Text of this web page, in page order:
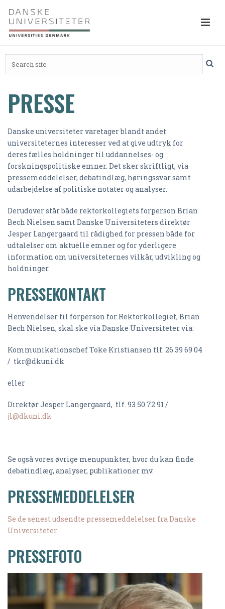
PRESSE
Danske universiteter varetager blandt andet
universiteternes interesser ved at give udtryk for
deres fælles holdninger til uddannelses- og
forskningspolitiske emner. Det sker skriftligt, via
pressemeddelelser, debatindlæg, høringssvar samt
udarbejdelse af politiske notater og analyser.
Derudover står både rektorkollegiets forperson Brian
Bech Nielsen samt Danske Universiteters direktør
Jesper Langergaard til rådighed for pressen både for
udtalelser om aktuelle emner og for yderligere
information om universiteternes vilkår, udvikling og
holdninger.
PRESSEKONTAKT
Henvendelser til forperson for Rektorkollegiet, Brian
Bech Nielsen, skal ske via Danske Universiteter via:
Kommunikationschef Toke Kristiansen tlf. 26 39 69 04
/ tkr@dkuni.dk
eller
Direktør Jesper Langergaard, tlf. 93 50 72 91 /
jl@dkuni.dk
Se også vores øvrige menupunkter, hvor du kan finde
debatindlæg, analyser, publikationer mv.
PRESSEMEDDELELSER
Se de senest udsendte pressemeddelelser fra Danske
Universiteter
PRESSEFOTO